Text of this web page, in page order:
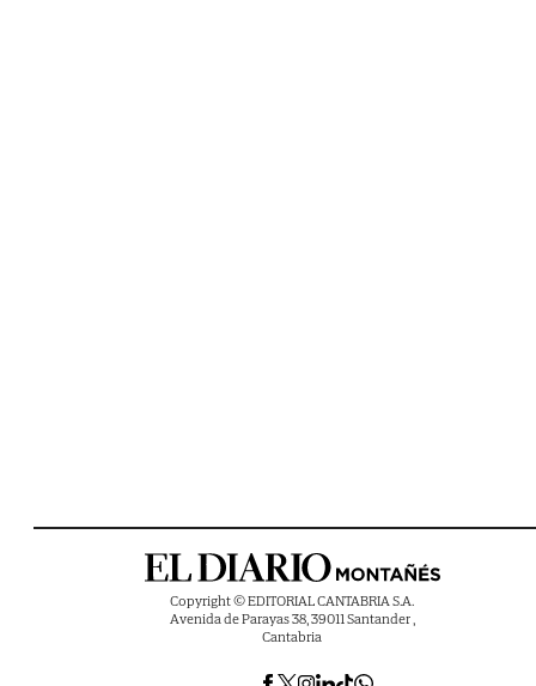
Copyright © EDITORIAL CANTABRIA S.A.
Avenida de Parayas 38, 39011 Santander ,
Cantabria